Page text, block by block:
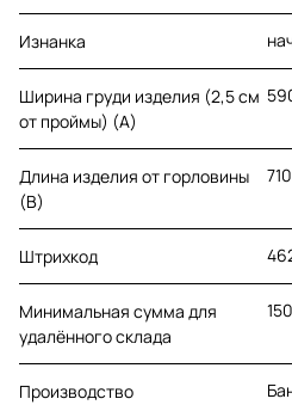
Изнанка
Ширина груди изделия (2,5 см
от проймы) (A)
Длина изделия от горловины
(B)
Штрихкод
Минимальная сумма для
удалённого склада
Производство